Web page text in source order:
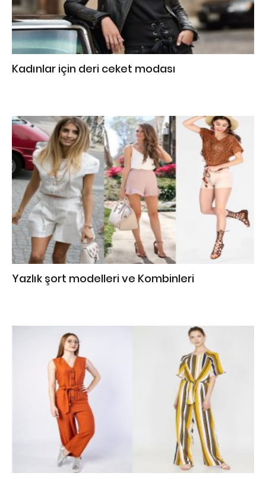
Kadınlar için deri ceket modası
Yazlık şort modelleri ve Kombinleri